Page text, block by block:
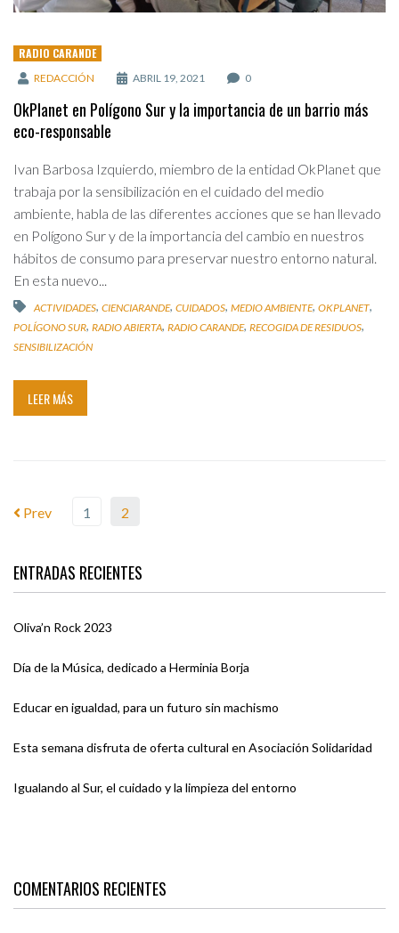
RADIO CARANDE
REDACCIÓN ABRIL 19, 2021 0
OkPlanet en Polígono Sur y la importancia de un barrio más
eco-responsable
Ivan Barbosa Izquierdo, miembro de la entidad OkPlanet que
trabaja por la sensibilización en el cuidado del medio
ambiente, habla de las diferentes acciones que se han llevado
en Polígono Sur y de la importancia del cambio en nuestros
hábitos de consumo para preservar nuestro entorno natural.
En esta nuevo...
ACTIVIDADES, CIENCIARANDE, CUIDADOS, MEDIO AMBIENTE, OKPLANET,
POLÍGONO SUR, RADIO ABIERTA, RADIO CARANDE, RECOGIDA DE RESIDUOS,
SENSIBILIZACIÓN
LEER MÁS
Prev 1 2
ENTRADAS RECIENTES
Oliva’n Rock 2023
Día de la Música, dedicado a Herminia Borja
Educar en igualdad, para un futuro sin machismo
Esta semana disfruta de oferta cultural en Asociación Solidaridad
Igualando al Sur, el cuidado y la limpieza del entorno
COMENTARIOS RECIENTES